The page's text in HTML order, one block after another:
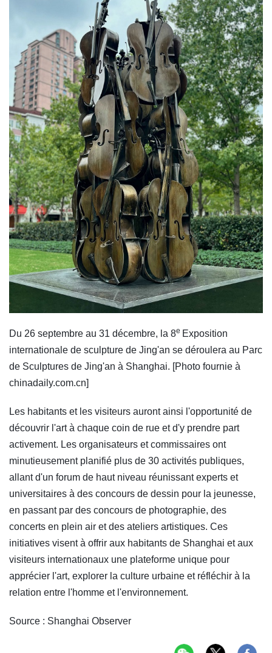
Du 26 septembre au 31 décembre, la 8e Exposition
internationale de sculpture de Jing'an se déroulera au Parc
de Sculptures de Jing'an à Shanghai. [Photo fournie à
chinadaily.com.cn]
Les habitants et les visiteurs auront ainsi l'opportunité de
découvrir l'art à chaque coin de rue et d'y prendre part
activement. Les organisateurs et commissaires ont
minutieusement planifié plus de 30 activités publiques,
allant d'un forum de haut niveau réunissant experts et
universitaires à des concours de dessin pour la jeunesse,
en passant par des concours de photographie, des
concerts en plein air et des ateliers artistiques. Ces
initiatives visent à offrir aux habitants de Shanghai et aux
visiteurs internationaux une plateforme unique pour
apprécier l'art, explorer la culture urbaine et réfléchir à la
relation entre l'homme et l'environnement.
Source : Shanghai Observer